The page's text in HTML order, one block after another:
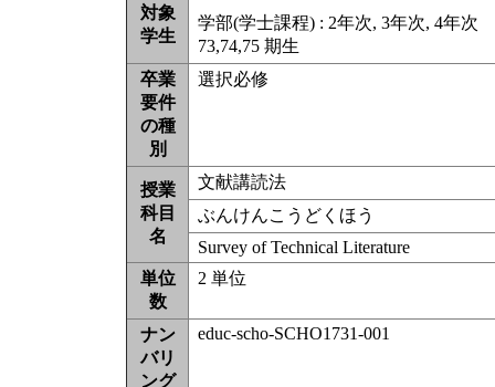
対象
学生
学部(学士課程) : 2年次, 3年次, 4年次
73,74,75 期生
卒業
要件
の種
別
選択必修
授業
科目
名
文献講読法
ぶんけんこうどくほう
Survey of Technical Literature
単位
数
2 単位
ナン
バリ
ング
educ-scho-SCHO1731-001